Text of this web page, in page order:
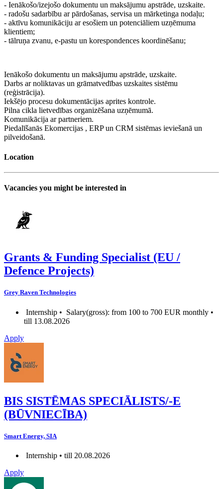
- Ienākošo/izejošo dokumentu un maksājumu apstrāde, uzskaite.
- radošu sadarbību ar pārdošanas, servisa un mārketinga nodaļu;
- aktīvu komunikāciju ar esošiem un potenciāliem uzņēmuma
klientiem;
- tālruņa zvanu, e-pastu un korespondences koordinēšanu;
Ienākošo dokumentu un maksājumu apstrāde, uzskaite.
Darbs ar noliktavas un grāmatvedības uzskaites sistēmu
(reģistrācija).
Iekšējo procesu dokumentācijas aprites kontrole.
Pilna cikla lietvedības organizēšana uzņēmumā.
Komunikācija ar partneriem.
Piedalīšanās Ekomercijas , ERP un CRM sistēmas ieviešanā un
pilveidošanā.
Location
Vacancies you might be interested in
Grants & Funding Specialist (EU /
Defence Projects)
Grey Raven Technologies
Internship • Salary(gross): from 100 to 700 EUR monthly •
till 13.08.2026
Apply
BIS SISTĒMAS SPECIĀLISTS/-E
(BŪVNIECĪBA)
Smart Energy, SIA
Internship • till 20.08.2026
Apply